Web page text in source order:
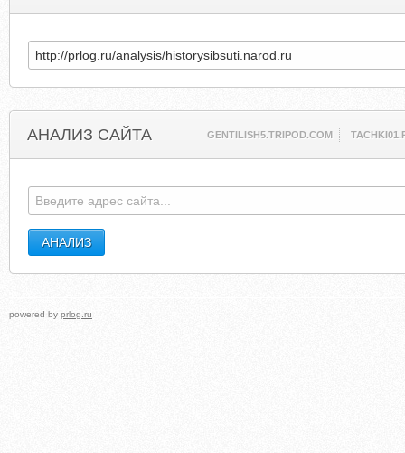
АНАЛИЗ САЙТА GENTILISH5.TRIPOD.COM
powered by prlog.ru